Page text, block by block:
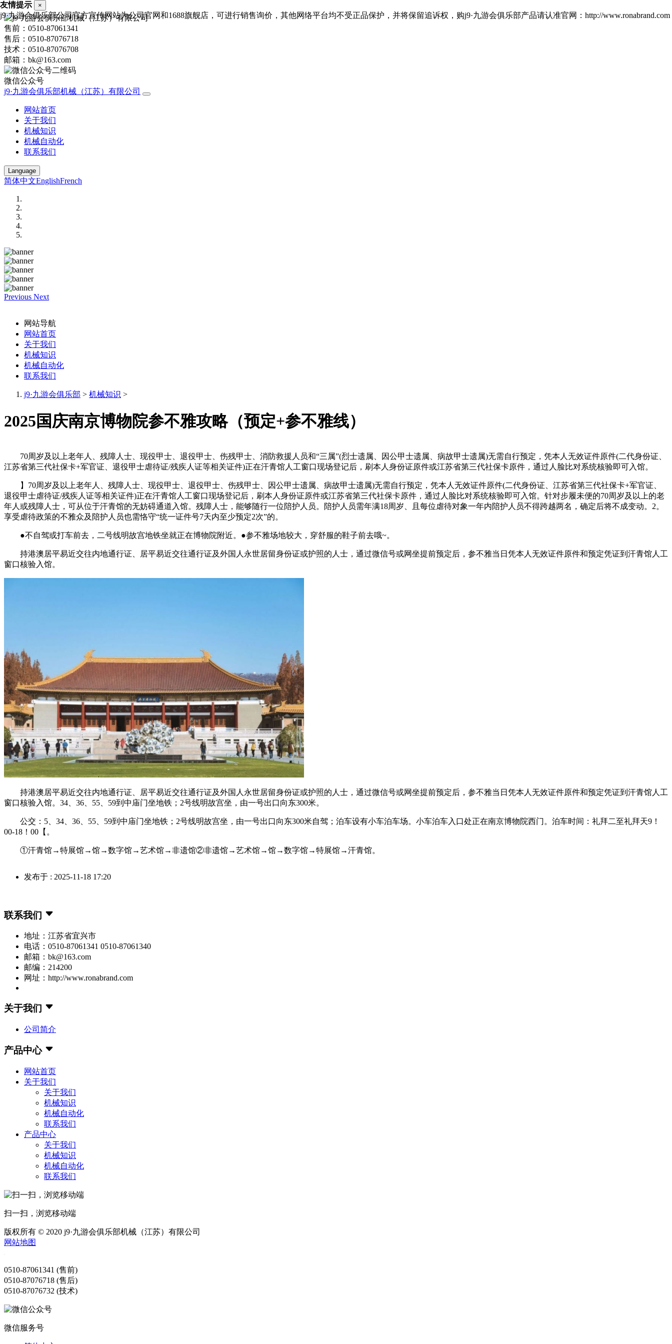
售前：0510-87061341
售后：0510-87076718
技术：0510-87076708
邮箱：bk@163.com
微信公众号
j9·九游会俱乐部机械（江苏）有限公司
网站首页
关于我们
机械知识
机械自动化
联系我们
Language
简体中文EnglishFrench
Previous Next
网站导航
网站首页
关于我们
机械知识
机械自动化
联系我们
j9·九游会俱乐部 > 机械知识 >
2025国庆南京博物院参不雅攻略（预定+参不雅线）
70周岁及以上老年人、残障人士、现役甲士、退役甲士、伤残甲士、消防救援人员和“三属”(烈士遗属、因公甲士遗属、病故甲士遗属)无需自行预定，凭本人无效证件原件(二代身份证、
江苏省第三代社保卡+军官证、退役甲士虐待证/残疾人证等相关证件)正在汗青馆人工窗口现场登记后，刷本人身份证原件或江苏省第三代社保卡原件，通过人脸比对系统核验即可入馆。
】70周岁及以上老年人、残障人士、现役甲士、退役甲士、伤残甲士、因公甲士遗属、病故甲士遗属)无需自行预定，凭本人无效证件原件(二代身份证、江苏省第三代社保卡+军官证、
退役甲士虐待证/残疾人证等相关证件)正在汗青馆人工窗口现场登记后，刷本人身份证原件或江苏省第三代社保卡原件，通过人脸比对系统核验即可入馆。针对步履未便的70周岁及以上的老
年人或残障人士，可从位于汗青馆的无妨碍通道入馆。残障人士，能够随行一位陪护人员。陪护人员需年满18周岁、且每位虐待对象一年内陪护人员不得跨越两名，确定后将不成变动。2。
享受虐待政策的不雅众及陪护人员也需恪守“统一证件号7天内至少预定2次”的。
●不自驾或打车前去，二号线明故宫地铁坐就正在博物院附近。●参不雅场地较大，穿舒服的鞋子前去哦~。
持港澳居平易近交往内地通行证、居平易近交往通行证及外国人永世居留身份证或护照的人士，通过微信号或网坐提前预定后，参不雅当日凭本人无效证件原件和预定凭证到汗青馆人工
窗口核验入馆。
持港澳居平易近交往内地通行证、居平易近交往通行证及外国人永世居留身份证或护照的人士，通过微信号或网坐提前预定后，参不雅当日凭本人无效证件原件和预定凭证到汗青馆人工
窗口核验入馆。34、36、55、59到中庙门坐地铁；2号线明故宫坐，由一号出口向东300米。
公交：5、34、36、55、59到中庙门坐地铁；2号线明故宫坐，由一号出口向东300米自驾；泊车设有小车泊车场。小车泊车入口处正在南京博物院西门。泊车时间：礼拜二至礼拜天9！
00-18！00【。
①汗青馆→特展馆→馆→数字馆→艺术馆→非遗馆②非遗馆→艺术馆→馆→数字馆→特展馆→汗青馆。
发布于 : 2025-11-18 17:20
联系我们
地址：江苏省宜兴市
电话：0510-87061341 0510-87061340
邮箱：bk@163.com
邮编：214200
网址：http://www.ronabrand.com
关于我们
公司简介
产品中心
网站首页
关于我们
关于我们
机械知识
机械自动化
联系我们
产品中心
关于我们
机械知识
机械自动化
联系我们
扫一扫，浏览移动端
版权所有 © 2020 j9·九游会俱乐部机械（江苏）有限公司
网站地图
0510-87061341 (售前)
0510-87076718 (售后)
0510-87076732 (技术)
微信服务号
友情提示 ×
j9·九游会俱乐部公司官方宣传网站为公司官网和1688旗舰店，可进行销售询价，其他网络平台均不受正品保护，并将保留追诉权，购j9·九游会俱乐部产品请认准官网：http://www.ronabrand.com